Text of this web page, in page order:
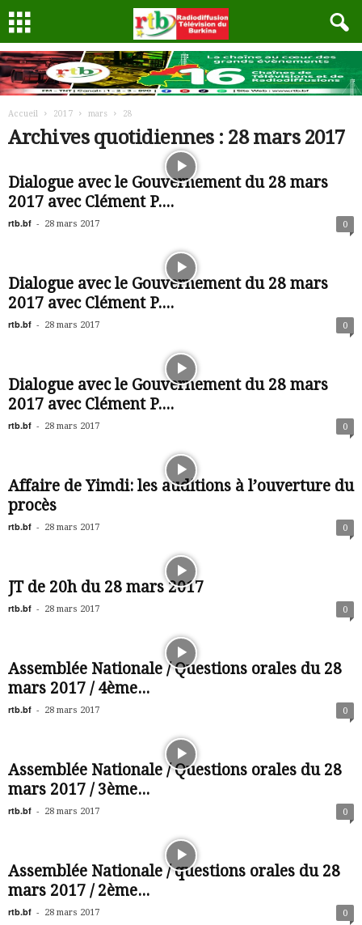
Accueil 2017 mars 28
Archives quotidiennes : 28 mars 2017
Dialogue avec le Gouvernement du 28 mars
2017 avec Clément P....
rtb.bf - 28 mars 2017 0
Dialogue avec le Gouvernement du 28 mars
2017 avec Clément P....
rtb.bf - 28 mars 2017 0
Dialogue avec le Gouvernement du 28 mars
2017 avec Clément P....
rtb.bf - 28 mars 2017 0
Affaire de Yimdi: les auditions à l’ouverture du
procès
rtb.bf - 28 mars 2017 0
JT de 20h du 28 mars 2017
rtb.bf - 28 mars 2017 0
Assemblée Nationale / Questions orales du 28
mars 2017 / 4ème...
rtb.bf - 28 mars 2017 0
Assemblée Nationale / Questions orales du 28
mars 2017 / 3ème...
rtb.bf - 28 mars 2017 0
Assemblée Nationale / questions orales du 28
mars 2017 / 2ème...
rtb.bf - 28 mars 2017 0